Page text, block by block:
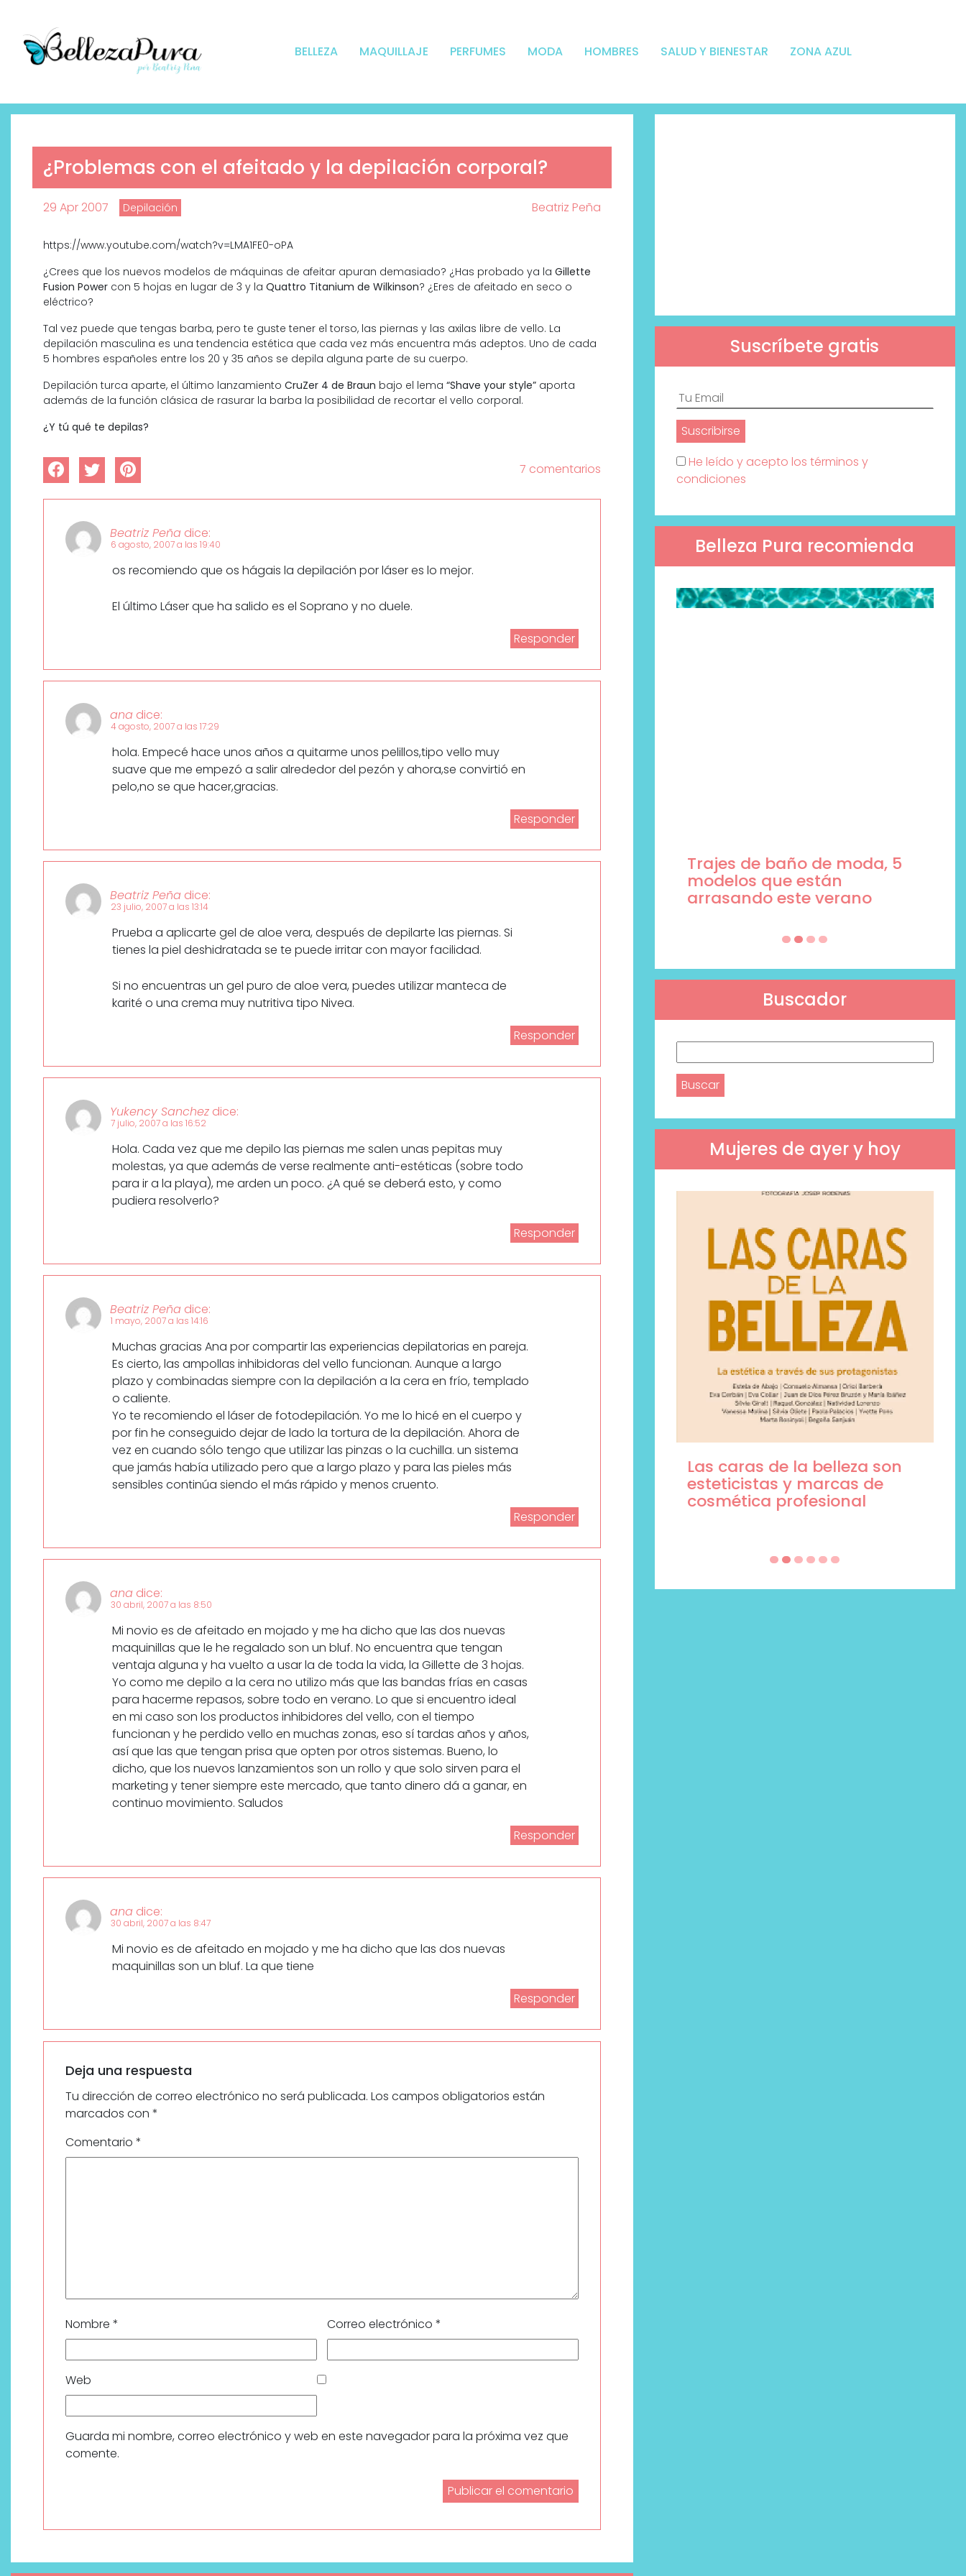
BELLEZA MAQUILLAJE PERFUMES MODA HOMBRES SALUD Y BIENESTAR ZONA AZUL
¿Problemas con el afeitado y la depilación corporal?
29 Apr 2007 Depilación Beatriz Peña
https://www.youtube.com/watch?v=LMA1FE0-oPA
¿Crees que los nuevos modelos de máquinas de afeitar apuran demasiado? ¿Has probado ya la Gillette
Fusion Power con 5 hojas en lugar de 3 y la Quattro Titanium de Wilkinson? ¿Eres de afeitado en seco o
eléctrico?
Tal vez puede que tengas barba, pero te guste tener el torso, las piernas y las axilas libre de vello. La
depilación masculina es una tendencia estética que cada vez más encuentra más adeptos. Uno de cada
5 hombres españoles entre los 20 y 35 años se depila alguna parte de su cuerpo.
Depilación turca aparte, el último lanzamiento CruZer 4 de Braun bajo el lema “Shave your style” aporta
además de la función clásica de rasurar la barba la posibilidad de recortar el vello corporal.
¿Y tú qué te depilas?
7 comentarios
Beatriz Peña dice:
6 agosto, 2007 a las 19:40
os recomiendo que os hágais la depilación por láser es lo mejor.
El último Láser que ha salido es el Soprano y no duele.
Responder
ana dice:
4 agosto, 2007 a las 17:29
hola. Empecé hace unos años a quitarme unos pelillos,tipo vello muy
suave que me empezó a salir alrededor del pezón y ahora,se convirtió en
pelo,no se que hacer,gracias.
Responder
Beatriz Peña dice:
23 julio, 2007 a las 13:14
Prueba a aplicarte gel de aloe vera, después de depilarte las piernas. Si
tienes la piel deshidratada se te puede irritar con mayor facilidad.
Si no encuentras un gel puro de aloe vera, puedes utilizar manteca de
karité o una crema muy nutritiva tipo Nivea.
Responder
Yukency Sanchez dice:
7 julio, 2007 a las 16:52
Hola. Cada vez que me depilo las piernas me salen unas pepitas muy
molestas, ya que además de verse realmente anti-estéticas (sobre todo
para ir a la playa), me arden un poco. ¿A qué se deberá esto, y como
pudiera resolverlo?
Responder
Beatriz Peña dice:
1 mayo, 2007 a las 14:16
Muchas gracias Ana por compartir las experiencias depilatorias en pareja.
Es cierto, las ampollas inhibidoras del vello funcionan. Aunque a largo
plazo y combinadas siempre con la depilación a la cera en frío, templado
o caliente.
Yo te recomiendo el láser de fotodepilación. Yo me lo hicé en el cuerpo y
por fin he conseguido dejar de lado la tortura de la depilación. Ahora de
vez en cuando sólo tengo que utilizar las pinzas o la cuchilla. un sistema
que jamás había utilizado pero que a largo plazo y para las pieles más
sensibles continúa siendo el más rápido y menos cruento.
Responder
ana dice:
30 abril, 2007 a las 8:50
Mi novio es de afeitado en mojado y me ha dicho que las dos nuevas
maquinillas que le he regalado son un bluf. No encuentra que tengan
ventaja alguna y ha vuelto a usar la de toda la vida, la Gillette de 3 hojas.
Yo como me depilo a la cera no utilizo más que las bandas frías en casas
para hacerme repasos, sobre todo en verano. Lo que si encuentro ideal
en mi caso son los productos inhibidores del vello, con el tiempo
funcionan y he perdido vello en muchas zonas, eso sí tardas años y años,
así que las que tengan prisa que opten por otros sistemas. Bueno, lo
dicho, que los nuevos lanzamientos son un rollo y que solo sirven para el
marketing y tener siempre este mercado, que tanto dinero dá a ganar, en
continuo movimiento. Saludos
Responder
ana dice:
30 abril, 2007 a las 8:47
Mi novio es de afeitado en mojado y me ha dicho que las dos nuevas
maquinillas son un bluf. La que tiene
Responder
Deja una respuesta
Tu dirección de correo electrónico no será publicada. Los campos obligatorios están
marcados con *
Comentario *
Nombre * Correo electrónico*
Web
Guarda mi nombre, correo electrónico y web en este navegador para la próxima vez que
comente.
Suscríbete gratis
He leído y acepto los términos y
condiciones
Belleza Pura recomienda
Descubre cómo la cosmética
profesional va desde las
cabinas a tu rutina diaria
Por qué los bálsamos de CBD Trajes de baño de moda, 5
modelos que están
arrasando este verano
Buscador
Mujeres de ayer y hoy
¿Qué revelan las zapatillas
de Alexia Putellas para Nike
Labeau Organic continúa
apostando por la cosmética
Las caras de la belleza son
esteticistas y marcas de
cosmética profesional